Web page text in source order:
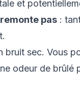
et
pas :
bruit sec. Vous
odeur de brûlé